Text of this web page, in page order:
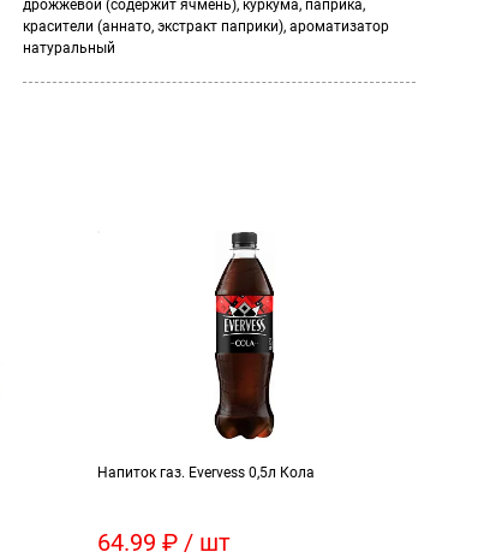
дрожжевой (содержит ячмень), куркума, паприка,
красители (аннато, экстракт паприки), ароматизатор
натуральный
Напиток газ. Evervess 0,5л Кола
64.99 ₽ / шт